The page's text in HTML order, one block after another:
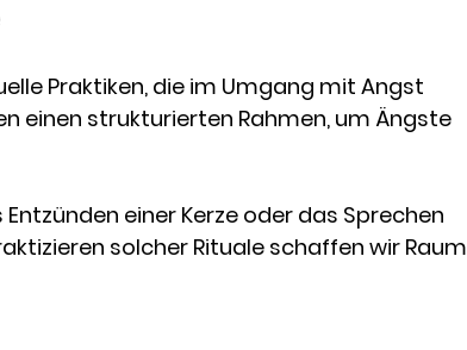
Praktiken, die im Umgang mit Angst
einen strukturierten Rahmen, um Ängste
einer Kerze oder das Sprechen
solcher Rituale schaffen wir Raum